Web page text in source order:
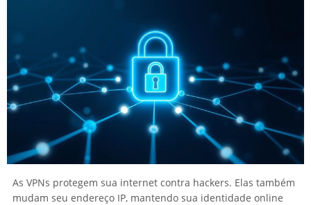
As VPNs protegem sua internet contra hackers. Elas também
mudam seu endereço IP, mantendo sua identidade online